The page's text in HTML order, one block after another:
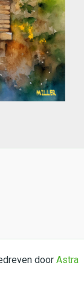
door Astra